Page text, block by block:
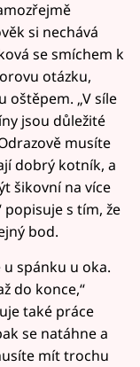
si nechává
se smíchem k
otázku,
oštěpem. „V síle
jsou důležité
musíte
dobrý kotník, a
šikovní na více
s tím, že
bod.
spánku u oka.
do konce,“
také práce
se natáhne a
mít trochu